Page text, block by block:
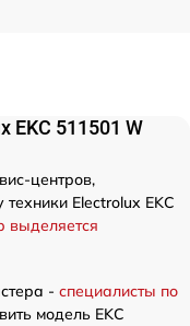
EKC 511501 W
центров,
Electrolux EKC
выделяется
- специалисты по
модель EKC